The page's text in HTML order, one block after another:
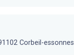
Corbeil-essonnes